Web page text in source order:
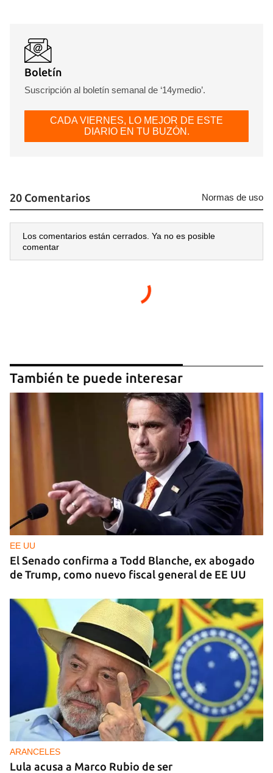
Boletín
Suscripción al boletín semanal de ‘14ymedio’.
CADA VIERNES, LO MEJOR DE ESTE
DIARIO EN TU BUZÓN.
20 Comentarios Normas de uso
Los comentarios están cerrados. Ya no es posible
comentar
También te puede interesar
EE UU
El Senado confirma a Todd Blanche, ex abogado
de Trump, como nuevo fiscal general de EE UU
ARANCELES
Lula acusa a Marco Rubio de ser